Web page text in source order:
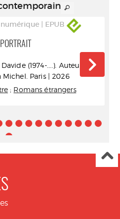
| EPUB
(1974-....). Auteur
Michel. Paris | 2026
; Romans étrangers